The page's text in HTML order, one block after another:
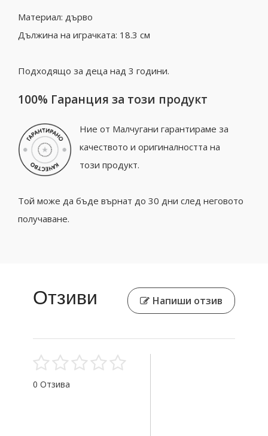
Материал: дърво
Дължина на играчката: 18.3 см
Подходящо за деца над 3 години.
100% Гаранция за този продукт
Ние от Малчугани гарантираме за
качеството и оригиналността на
този продукт.
Той може да бъде върнат до 30 дни след неговото
получаване.
Отзиви Напиши отзив
0 Отзива